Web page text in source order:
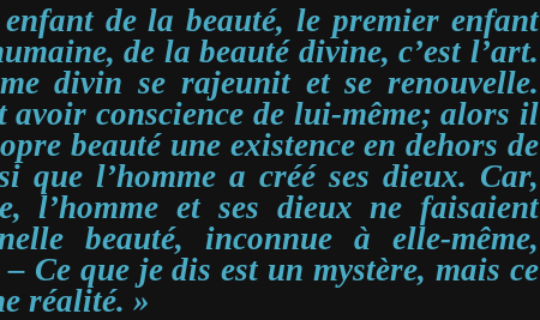
de la beauté, le premier enfant
de la beauté divine, c’est l’art.
divin se rajeunit et se renouvelle.
avoir conscience de lui-même; alors il
beauté une existence en dehors de
que l’homme a créé ses dieux. Car,
l’homme et ses dieux ne faisaient
beauté, inconnue à elle-même,
Ce que je dis est un mystère, mais ce
réalité. »